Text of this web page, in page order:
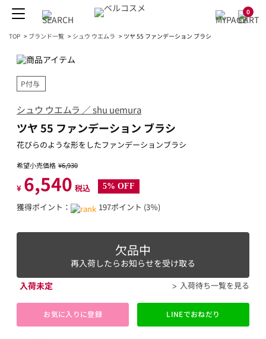
0
TOP > ブランド一覧 > シュウ ウエムラ > ツヤ 55 ファンデーション ブラシ
P付与
シュウ ウエムラ ／ shu uemura
ツヤ 55 ファンデーション ブラシ
花びらのような形をしたファンデーションブラシ
希望小売価格 ¥6,930
¥ 6,540 税込 5% OFF
獲得ポイント： 197ポイント (3％)
欠品中
再入荷したらお知らせを受け取る
入荷未定
入荷待ち一覧を見る
お気に入りに登録 LINEでおねだり